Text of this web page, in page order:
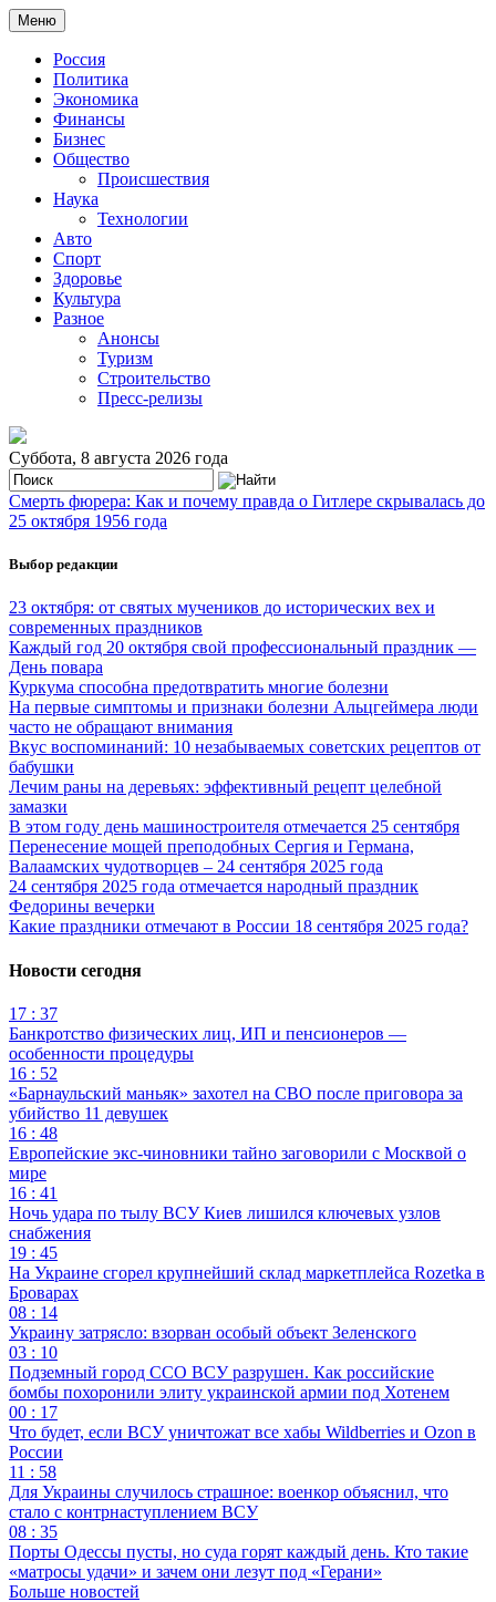
Меню
Россия
Политика
Экономика
Финансы
Бизнес
Общество
Происшествия
Наука
Технологии
Авто
Спорт
Здоровье
Культура
Разное
Анонсы
Туризм
Строительство
Пресс-релизы
Суббота, 8 августа 2026 года
Смерть фюрера: Как и почему правда о Гитлере скрывалась до
25 октября 1956 года
Выбор редакции
23 октября: от святых мучеников до исторических вех и
современных праздников
Каждый год 20 октября свой профессиональный праздник —
День повара
Куркума способна предотвратить многие болезни
На первые симптомы и признаки болезни Альцгеймера люди
часто не обращают внимания
Вкус воспоминаний: 10 незабываемых советских рецептов от
бабушки
Лечим раны на деревьях: эффективный рецепт целебной
замазки
В этом году день машиностроителя отмечается 25 сентября
Перенесение мощей преподобных Сергия и Германа,
Валаамских чудотворцев – 24 сентября 2025 года
24 сентября 2025 года отмечается народный праздник
Федорины вечерки
Какие праздники отмечают в России 18 сентября 2025 года?
Новости сегодня
17 : 37
Банкротство физических лиц, ИП и пенсионеров —
особенности процедуры
16 : 52
«Барнаульский маньяк» захотел на СВО после приговора за
убийство 11 девушек
16 : 48
Европейские экс-чиновники тайно заговорили с Москвой о
мире
16 : 41
Ночь удара по тылу ВСУ Киев лишился ключевых узлов
снабжения
19 : 45
На Украине сгорел крупнейший склад маркетплейса Rozetka в
Броварах
08 : 14
Украину затрясло: взорван особый объект Зеленского
03 : 10
Подземный город ССО ВСУ разрушен. Как российские
бомбы похоронили элиту украинской армии под Хотенем
00 : 17
Что будет, если ВСУ уничтожат все хабы Wildberries и Ozon в
России
11 : 58
Для Украины случилось страшное: военкор объяснил, что
стало с контрнаступлением ВСУ
08 : 35
Порты Одессы пусты, но суда горят каждый день. Кто такие
«матросы удачи» и зачем они лезут под «Герани»
Больше новостей